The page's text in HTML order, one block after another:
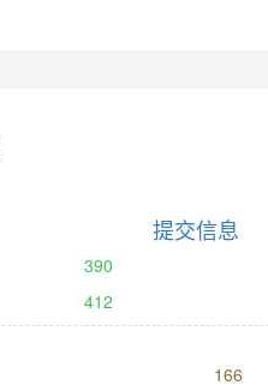
提交信息
390
412
166